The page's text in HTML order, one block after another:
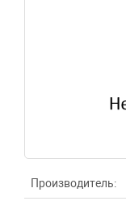
Производитель: